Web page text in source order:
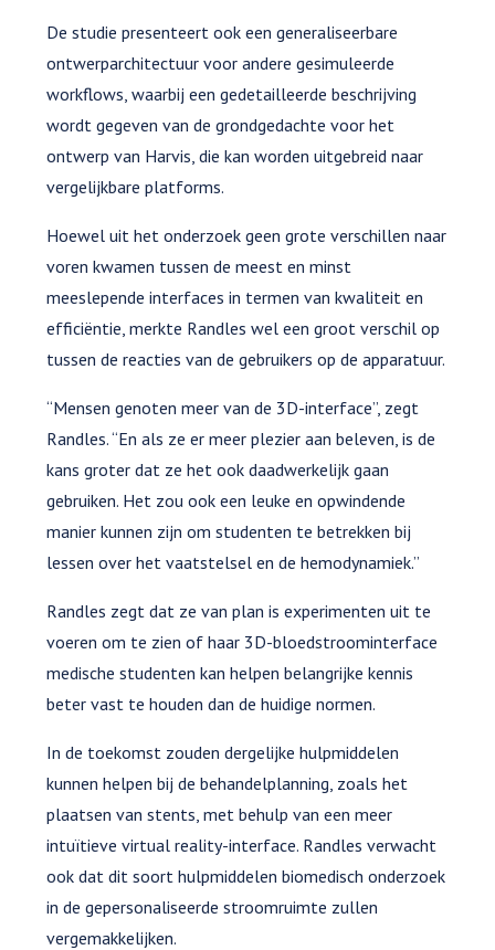
De studie presenteert ook een generaliseerbare
ontwerparchitectuur voor andere gesimuleerde
workflows, waarbij een gedetailleerde beschrijving
wordt gegeven van de grondgedachte voor het
ontwerp van Harvis, die kan worden uitgebreid naar
vergelijkbare platforms.
Hoewel uit het onderzoek geen grote verschillen naar
voren kwamen tussen de meest en minst
meeslepende interfaces in termen van kwaliteit en
efficiëntie, merkte Randles wel een groot verschil op
tussen de reacties van de gebruikers op de apparatuur.
“Mensen genoten meer van de 3D-interface”, zegt
Randles. “En als ze er meer plezier aan beleven, is de
kans groter dat ze het ook daadwerkelijk gaan
gebruiken. Het zou ook een leuke en opwindende
manier kunnen zijn om studenten te betrekken bij
lessen over het vaatstelsel en de hemodynamiek.”
Randles zegt dat ze van plan is experimenten uit te
voeren om te zien of haar 3D-bloedstroominterface
medische studenten kan helpen belangrijke kennis
beter vast te houden dan de huidige normen.
In de toekomst zouden dergelijke hulpmiddelen
kunnen helpen bij de behandelplanning, zoals het
plaatsen van stents, met behulp van een meer
intuïtieve virtual reality-interface. Randles verwacht
ook dat dit soort hulpmiddelen biomedisch onderzoek
in de gepersonaliseerde stroomruimte zullen
vergemakkelijken.